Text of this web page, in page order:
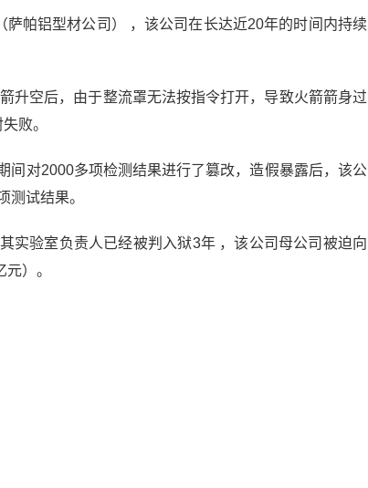
帕铝型材公司） ，该公司在长达近20年的时间内持续
升空后，由于整流罩无法按指令打开，导致火箭箭身过
败。
间对2000多项检测结果进行了篡改，造假暴露后，该公
测试结果。
实验室负责人已经被判入狱3年 ，该公司母公司被迫向
）。